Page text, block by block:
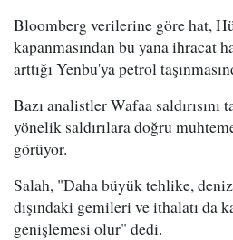
Bloomberg verilerine göre hat,
kapanmasından bu yana ihracat
arttığı Yenbu'ya petrol
Bazı analistler Wafaa saldırısını
yönelik saldırılara doğru
görüyor.
Salah, "Daha büyük tehlike,
dışındaki gemileri ve ithalatı da
genişlemesi olur" dedi.